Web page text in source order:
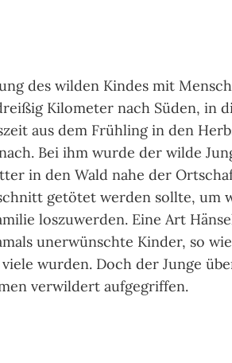
des wilden Kindes mit
Kilometer nach Süden, in
aus dem Frühling in den
Bei ihm wurde der wilde
in den Wald nahe der
getötet werden sollte, um
loszuwerden. Eine Art
unerwünschte Kinder, so
wurden. Doch der Junge
verwildert aufgegriffen.